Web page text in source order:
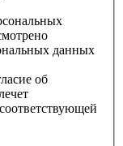
данных
об